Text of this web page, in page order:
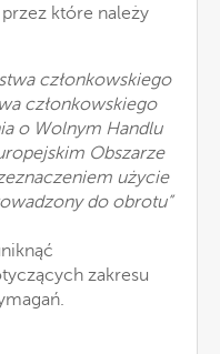
przez które należy
członkowskiego
członkowskiego
o Wolnym Handlu
Obszarze
użycie
do obrotu”
zakresu